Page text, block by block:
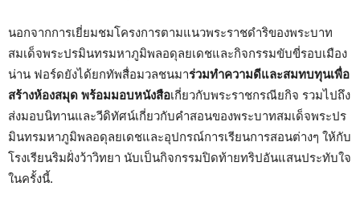
นอกจากการเยี่ยมชมโครงการตามแนวพระราชดำริของพระบาท
สมเด็จพระปรมินทรมหาภูมิพลอดุลยเดชและกิจกรรมขับขี่รอบเมือง
น่าน ฟอร์ดยังได้ยกทัพสื่อมวลชนมาร่วมทำความดีและสมทบทุนเพื่อ
สร้างห้องสมุด พร้อมมอบหนังสือเกี่ยวกับพระราชกรณียกิจ รวมไปถึง
ส่งมอบนิทานและวีดิทัศน์เกี่ยวกับคำสอนของพระบาทสมเด็จพระปร
มินทรมหาภูมิพลอดุลยเดชและอุปกรณ์การเรียนการสอนต่างๆ ให้กับ
โรงเรียนริมฝั่งว้าวิทยา นับเป็นกิจกรรมปิดท้ายทริปอันแสนประทับใจ
ในครั้งนี้.